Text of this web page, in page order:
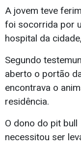
A jovem teve
foi socorrida por
hospital da
Segundo
aberto o portão
encontrava o
residência.
O dono do pit
necessitou ser